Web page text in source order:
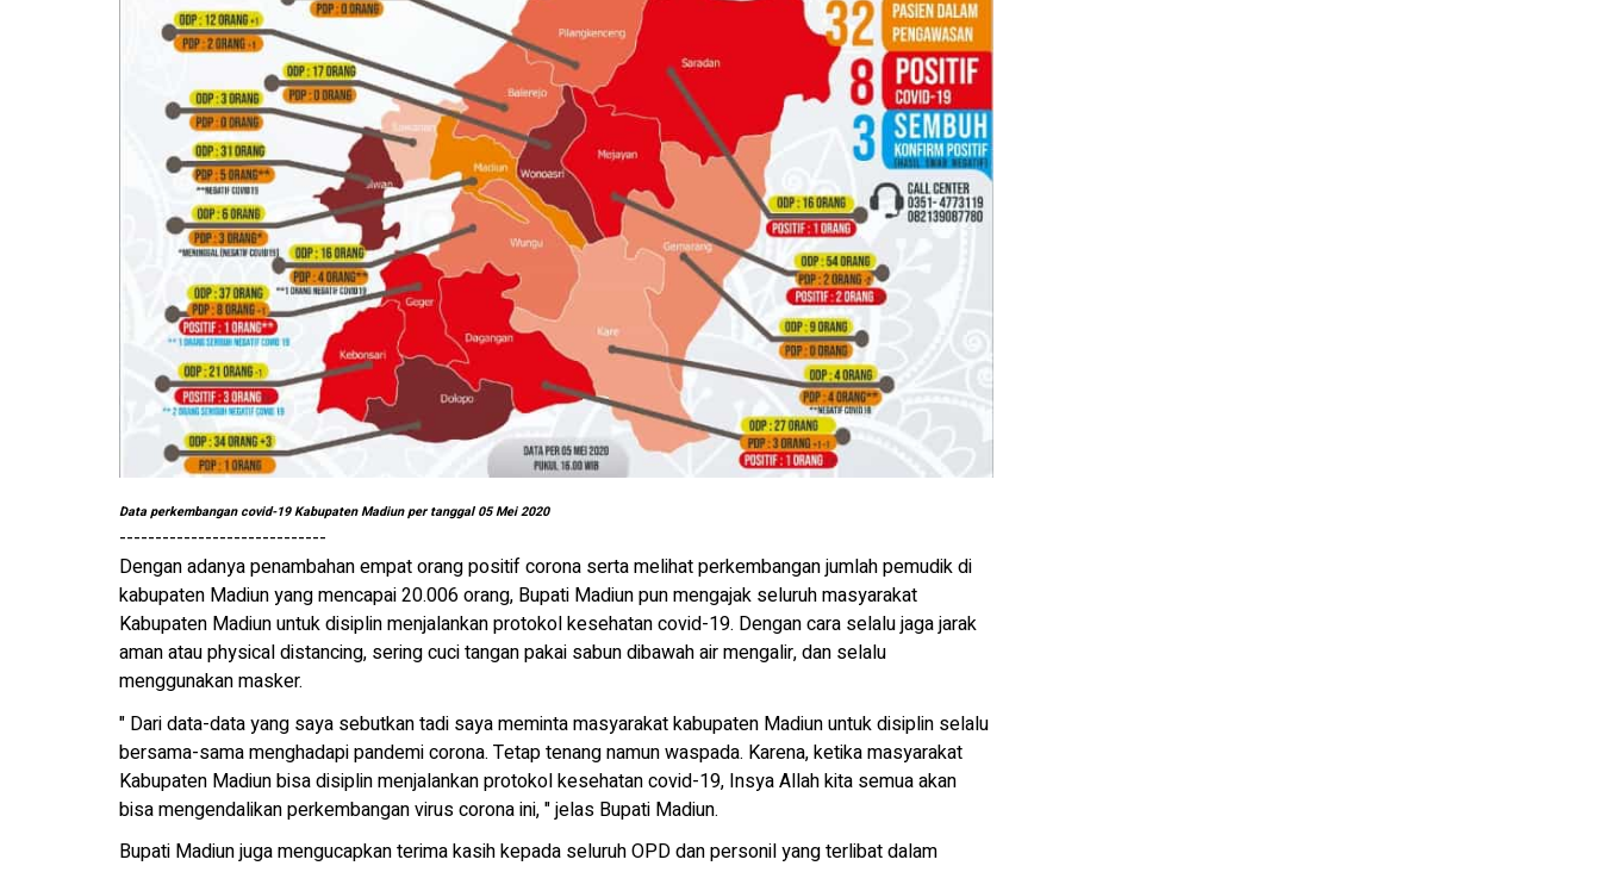
Data perkembangan covid-19 Kabupaten Madiun per tanggal 05 Mei 2020
-----------------------------
Dengan adanya penambahan empat orang positif corona serta melihat perkembangan jumlah pemudik di
kabupaten Madiun yang mencapai 20.006 orang, Bupati Madiun pun mengajak seluruh masyarakat
Kabupaten Madiun untuk disiplin menjalankan protokol kesehatan covid-19. Dengan cara selalu jaga jarak
aman atau physical distancing, sering cuci tangan pakai sabun dibawah air mengalir, dan selalu
menggunakan masker.
" Dari data-data yang saya sebutkan tadi saya meminta masyarakat kabupaten Madiun untuk disiplin selalu
bersama-sama menghadapi pandemi corona. Tetap tenang namun waspada. Karena, ketika masyarakat
Kabupaten Madiun bisa disiplin menjalankan protokol kesehatan covid-19, Insya Allah kita semua akan
bisa mengendalikan perkembangan virus corona ini, " jelas Bupati Madiun.
Bupati Madiun juga mengucapkan terima kasih kepada seluruh OPD dan personil yang terlibat dalam